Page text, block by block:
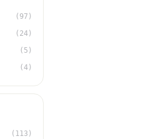
(97)
(24)
(5)
(4)
(113)